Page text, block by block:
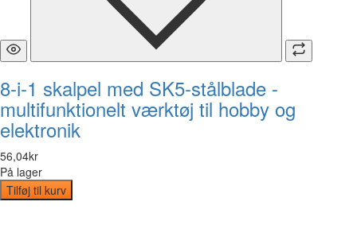
8-i-1 skalpel med SK5-stålblade -
multifunktionelt værktøj til hobby og
elektronik
56,04kr
På lager
Tilføj til kurv